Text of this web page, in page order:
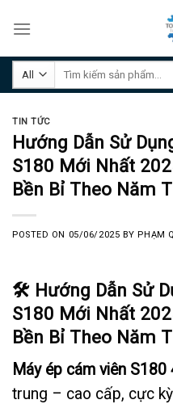
Tìm
TIN TỨC
Hướng Dẫn Sử
S180 Mới Nhất
Bền Bỉ Theo Năm
POSTED ON 05/06/2025 BYPHẠM
🛠️ Hướng Dẫn Sử
S180 Mới Nhất
Bền Bỉ Theo Năm
Máy ép cám viên S180
trung – cao cấp, cực